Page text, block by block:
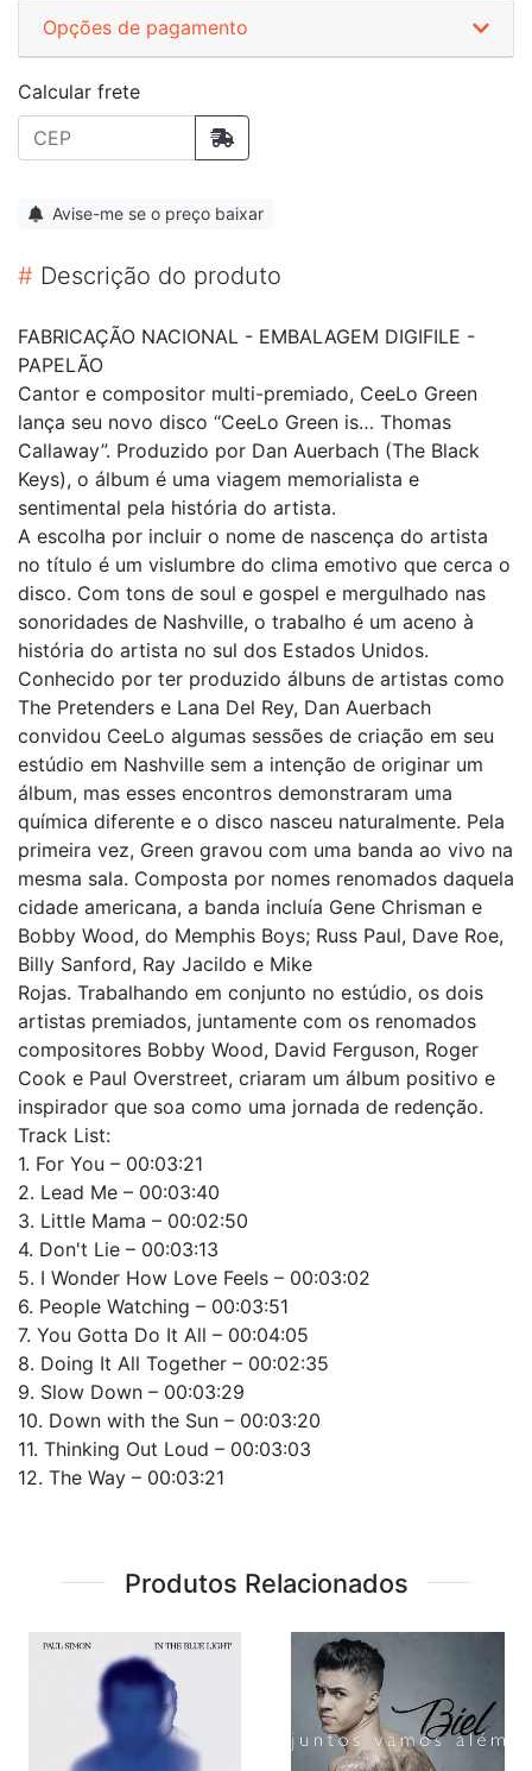
Opções de pagamento
Calcular frete
Avise-me se o preço baixar
# Descrição do produto
FABRICAÇÃO NACIONAL - EMBALAGEM DIGIFILE -
PAPELÃO
Cantor e compositor multi-premiado, CeeLo Green
lança seu novo disco “CeeLo Green is… Thomas
Callaway”. Produzido por Dan Auerbach (The Black
Keys), o álbum é uma viagem memorialista e
sentimental pela história do artista.
A escolha por incluir o nome de nascença do artista
no título é um vislumbre do clima emotivo que cerca o
disco. Com tons de soul e gospel e mergulhado nas
sonoridades de Nashville, o trabalho é um aceno à
história do artista no sul dos Estados Unidos.
Conhecido por ter produzido álbuns de artistas como
The Pretenders e Lana Del Rey, Dan Auerbach
convidou CeeLo algumas sessões de criação em seu
estúdio em Nashville sem a intenção de originar um
álbum, mas esses encontros demonstraram uma
química diferente e o disco nasceu naturalmente. Pela
primeira vez, Green gravou com uma banda ao vivo na
mesma sala. Composta por nomes renomados daquela
cidade americana, a banda incluía Gene Chrisman e
Bobby Wood, do Memphis Boys; Russ Paul, Dave Roe,
Billy Sanford, Ray Jacildo e Mike
Rojas. Trabalhando em conjunto no estúdio, os dois
artistas premiados, juntamente com os renomados
compositores Bobby Wood, David Ferguson, Roger
Cook e Paul Overstreet, criaram um álbum positivo e
inspirador que soa como uma jornada de redenção.
Track List:
1. For You – 00:03:21
2. Lead Me – 00:03:40
3. Little Mama – 00:02:50
4. Don't Lie – 00:03:13
5. I Wonder How Love Feels – 00:03:02
6. People Watching – 00:03:51
7. You Gotta Do It All – 00:04:05
8. Doing It All Together – 00:02:35
9. Slow Down – 00:03:29
10. Down with the Sun – 00:03:20
11. Thinking Out Loud – 00:03:03
12. The Way – 00:03:21
Produtos Relacionados